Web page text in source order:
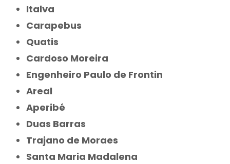
Italva
Carapebus
Quatis
Cardoso Moreira
Engenheiro Paulo de Frontin
Areal
Aperibé
Duas Barras
Trajano de Moraes
Santa Maria Madalena